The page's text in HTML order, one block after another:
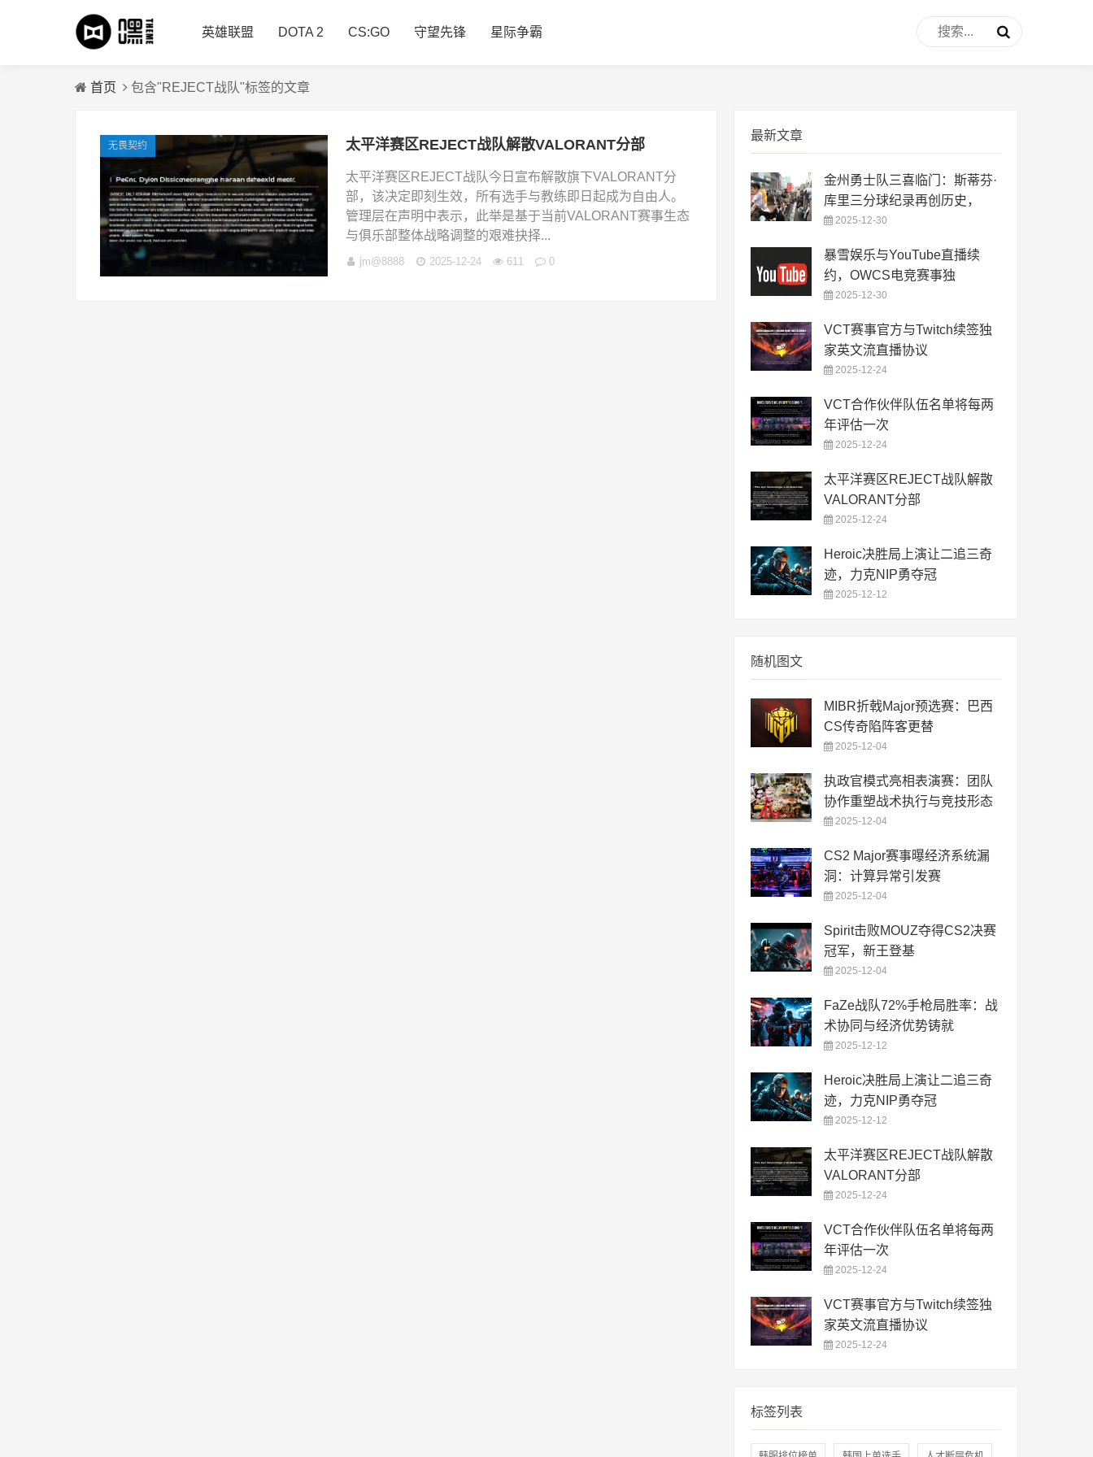
英雄联盟 DOTA 2 CS:GO 守望先锋 星际争霸
首页 包含"REJECT战队"标签的文章
无畏契约 太平洋赛区REJECT战队解散VALORANT分部
太平洋赛区REJECT战队今日宣布解散旗下VALORANT分
部，该决定即刻生效，所有选手与教练即日起成为自由人。
管理层在声明中表示，此举是基于当前VALORANT赛事生态
与俱乐部整体战略调整的艰难抉择...
jm@8888 2025-12-24 611 0
最新文章
金州勇士队三喜临门：斯蒂芬·
库里三分球纪录再创历史，
2025-12-30
暴雪娱乐与YouTube直播续
约，OWCS电竞赛事独
2025-12-30
VCT赛事官方与Twitch续签独
家英文流直播协议
2025-12-24
VCT合作伙伴队伍名单将每两
年评估一次
2025-12-24
太平洋赛区REJECT战队解散
VALORANT分部
2025-12-24
Heroic决胜局上演让二追三奇
迹，力克NIP勇夺冠
2025-12-12
随机图文
MIBR折戟Major预选赛：巴西
CS传奇陷阵客更替
2025-12-04
执政官模式亮相表演赛：团队
协作重塑战术执行与竞技形态
2025-12-04
CS2 Major赛事曝经济系统漏
洞：计算异常引发赛
2025-12-04
Spirit击败MOUZ夺得CS2决赛
冠军，新王登基
2025-12-04
FaZe战队72%手枪局胜率：战
术协同与经济优势铸就
2025-12-12
Heroic决胜局上演让二追三奇
迹，力克NIP勇夺冠
2025-12-12
太平洋赛区REJECT战队解散
VALORANT分部
2025-12-24
VCT合作伙伴队伍名单将每两
年评估一次
2025-12-24
VCT赛事官方与Twitch续签独
家英文流直播协议
2025-12-24
标签列表